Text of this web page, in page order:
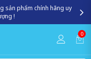
sản phẩm chính hãng uy
!
0